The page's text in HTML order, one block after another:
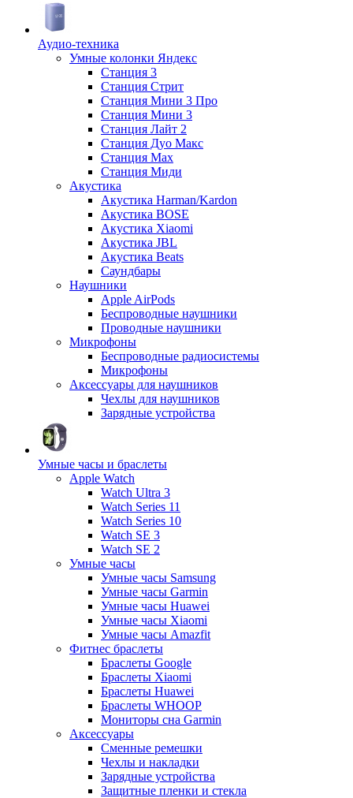
Аудио-техника
Умные колонки Яндекс
Станция 3
Станция Стрит
Станция Мини 3 Про
Станция Мини 3
Станция Лайт 2
Станция Дуо Макс
Станция Max
Станция Миди
Акустика
Акустика Harman/Kardon
Акустика BOSE
Акустика Xiaomi
Акустика JBL
Акустика Beats
Саундбары
Наушники
Apple AirPods
Беспроводные наушники
Проводные наушники
Микрофоны
Беспроводные радиосистемы
Микрофоны
Аксессуары для наушников
Чехлы для наушников
Зарядные устройства
Умные часы и браслеты
Apple Watch
Watch Ultra 3
Watch Series 11
Watch Series 10
Watch SE 3
Watch SE 2
Умные часы
Умные часы Samsung
Умные часы Garmin
Умные часы Huawei
Умные часы Xiaomi
Умные часы Amazfit
Фитнес браслеты
Браслеты Google
Браслеты Xiaomi
Браслеты Huawei
Браслеты WHOOP
Мониторы сна Garmin
Аксессуары
Сменные ремешки
Чехлы и накладки
Зарядные устройства
Защитные пленки и стекла